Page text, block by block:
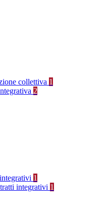
collettiva 1
2
1
integrativi 1